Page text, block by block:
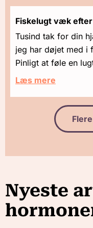
Fiskelugt væk efter
Tusind tak for din
jeg har døjet med i
Pinligt at føle en
Læs mere
Nyeste